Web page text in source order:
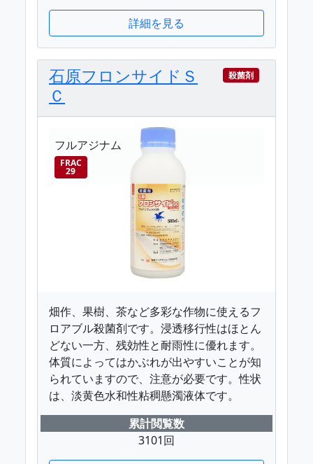
詳細を見る
石原フロンサイドＳ
Ｃ
殺菌剤
フルアジナム
FRAC
29
畑作、果樹、茶など多彩な作物に使えるフ
ロアブル殺菌剤です。浸透移行性はほとん
どない一方、残効性と耐雨性に優れます。
体質によってはかぶれが出やすいことが知
られていますので、注意が必要です。性状
は、淡黄色水和性粘稠懸濁液体です。
累計閲覧数
3101回